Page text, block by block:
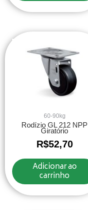
60-90kg
Rodízio GL 212 NPP
Giratório
R$52,70
Adicionar ao
carrinho